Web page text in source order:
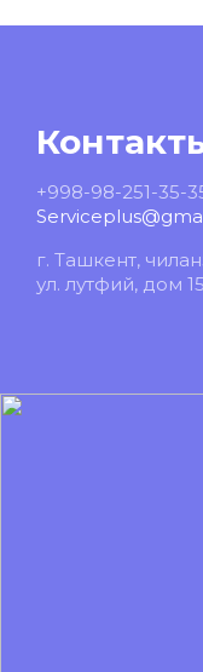
+998-98-251-35-
г. Ташкент,
ул. лутфий, дом